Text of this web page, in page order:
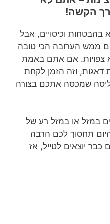
הקשה!
בהבטחות וכיסויים, אבל
הם ממש הערובה הכי טובה
צפויות. אם אתם באמת
דאגות, וזה הזמן לקחת
שמכסה אתכם בצורה
במזל או במזל רע של
תחסוך לכם הרבה
יוצאים לטייל, אז